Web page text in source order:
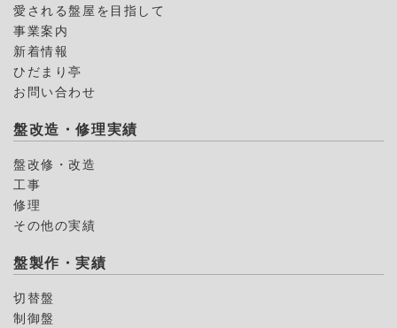
愛される盤屋を目指して
事業案内
新着情報
ひだまり亭
お問い合わせ
盤改造・修理実績
盤改修・改造
工事
修理
その他の実績
盤製作・実績
切替盤
制御盤